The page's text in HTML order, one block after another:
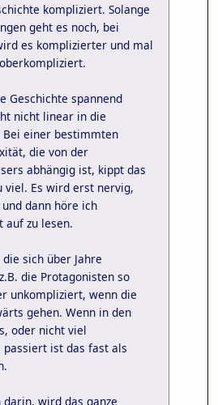
kompliziert. Solange
geht es noch, bei
es komplizierter und mal
Geschichte spannend
nicht linear in die
einer bestimmten
die von der
abhängig ist, kippt das
viel. Es wird erst nervig,
dann höre ich
auf zu lesen.
sich über Jahre
die Protagonisten so
unkompliziert, wenn die
gehen. Wenn in den
oder nicht viel
passiert ist das fast als
darin, wird das ganze